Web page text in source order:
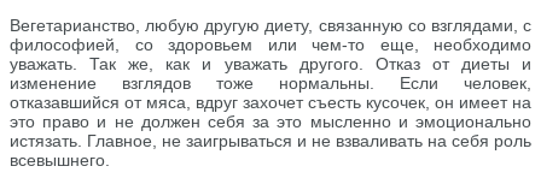
Вегетарианство, любую другую диету, связанную со взглядами, с
философией, со здоровьем или чем-то еще, необходимо
уважать. Так же, как и уважать другого. Отказ от диеты и
изменение взглядов тоже нормальны. Если человек,
отказавшийся от мяса, вдруг захочет съесть кусочек, он имеет на
это право и не должен себя за это мысленно и эмоционально
истязать. Главное, не заигрываться и не взваливать на себя роль
всевышнего.